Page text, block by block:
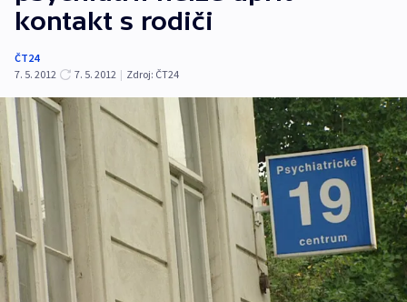
kontakt s rodiči
ČT24
7. 5. 2012
7. 5. 2012 | Zdroj: ČT24